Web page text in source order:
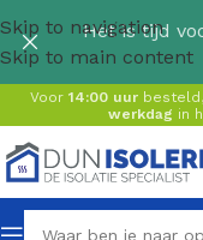
Skip to navigation
Skip to main content
Het is tijd
Voor 14:00 uur
werkdag in